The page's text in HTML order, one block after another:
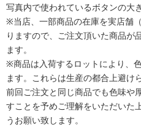
写真内で使われているボタンの大
※当店、一部商品の在庫を実店舗
りますので、ご注文頂いた商品が
ます。
※商品は入荷するロットにより、
ます。これらは生産の都合上避け
前回ご注文と同じ商品でも色味や
すことを予めご理解をいただいた
うお願い致します。